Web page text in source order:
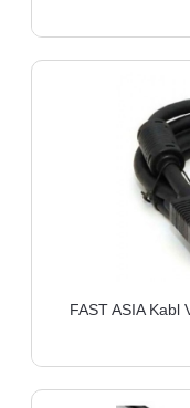
FAST ASIA Kabl